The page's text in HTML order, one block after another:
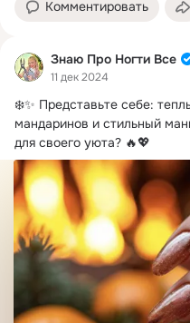
Комментировать
Знаю Про Ногти Все
11 дек 2024
❄️✨ Представьте себе:
мандаринов и стильный
для своего уюта? 🔥💖